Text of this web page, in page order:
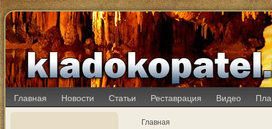
Главная Новости Статьи Реставрация Видео
Главная